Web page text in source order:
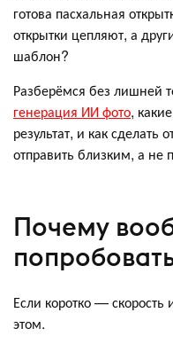
готова пасхальная
открытки цепляют, а
шаблон?
Разберёмся без лишней
генерация ИИ фото,
результат, и как сделать
отправить близким, а не
Почему
Если коротко — скорость
этом.